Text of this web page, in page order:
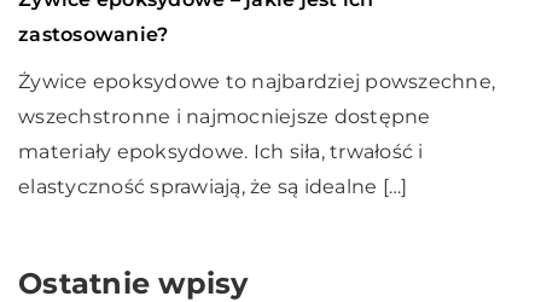
zastosowanie?
Żywice epoksydowe to najbardziej powszechne,
wszechstronne i najmocniejsze dostępne
materiały epoksydowe. Ich siła, trwałość i
elastyczność sprawiają, że są idealne […]
Ostatnie wpisy